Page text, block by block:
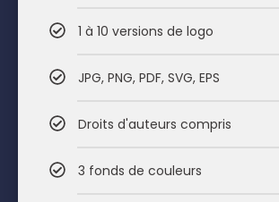
1 à 10 versions de logo
JPG, PNG, PDF, SVG, EPS
Droits d'auteurs compris
3 fonds de couleurs